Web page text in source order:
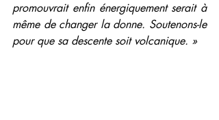
promouvrait enfin énergiquement serait à
même de changer la donne. Soutenons-le
pour que sa descente soit volcanique. »